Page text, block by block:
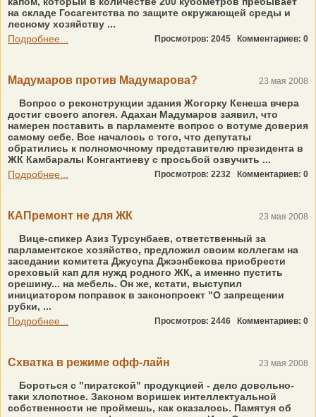
на складе Госагентства по защите окружающей среды и
лесному хозяйству ...
Подробнее...
Просмотров: 2045 Комментариев: 0
Мадумаров против Мадумарова? 23 мая 2008
Вопрос о реконструкции здания Жогорку Кенеша вчера
достиг своего апогея. Адахан Мадумаров заявил, что
намерен поставить в парламенте вопрос о вотуме доверия
самому себе. Все началось с того, что депутаты
обратились к полномочному представителю президента в
ЖК Камбаралы Конгантиеву с просьбой озвучить ...
Подробнее...
Просмотров: 2232 Комментариев: 0
КАПремонт не для ЖК 23 мая 2008
Вице-спикер Азиз Турсунбаев, ответственный за
парламентское хозяйство, предложил своим коллегам на
заседании комитета Джусупа Джээнбекова приобрести
ореховый кап для нужд родного ЖК, а именно пустить
орешину... на мебель. Он же, кстати, выступил
инициатором поправок в законопроект "О запрещении
рубки, ...
Подробнее...
Просмотров: 2446 Комментариев: 0
Схватка в режиме офф-лайн 23 мая 2008
Бороться с "пиратской" продукцией - дело довольно-
таки хлопотное. Законом воришек интеллектуальной
собственности не проймешь, как оказалось. Памятуя об